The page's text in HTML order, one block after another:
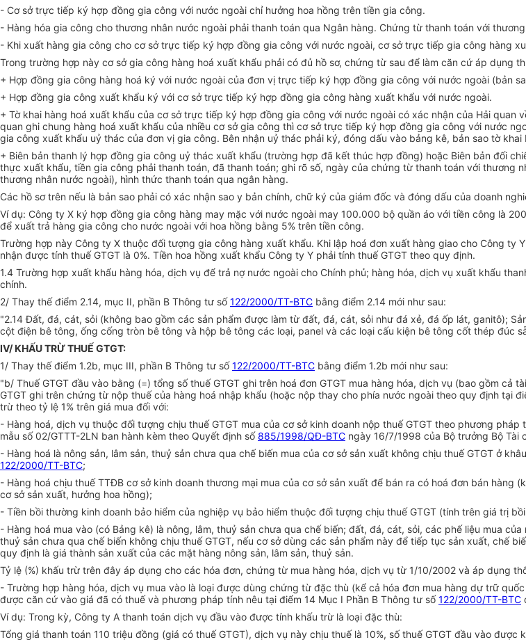
- Cơ sở trực tiếp ký hợp đồng gia công với nước ngoài chỉ hưởng hoa hồng trên tiền gia công.
- Hàng hóa gia công cho thương nhân nước ngoài phải thanh toán qua Ngân hàng. Chứng từ thanh toán với
- Khi xuất hàng gia công cho cơ sở trực tiếp ký hợp đồng gia công với nước ngoài, cơ sở trực tiếp gia công hàng
Trong trường hợp này cơ sở gia công hàng hoá xuất khẩu phải có đủ hồ sơ, chứng từ sau để làm căn cứ áp dụng
+ Hợp đồng gia công hàng hoá ký với nước ngoài của đơn vị trực tiếp ký hợp đồng gia công với nước ngoài (bản
+ Hợp đồng gia công xuất khẩu ký với cơ sở trực tiếp ký hợp đồng gia công hàng xuất khẩu với nước ngoài.
+ Tờ khai hàng hoá xuất khẩu của cơ sở trực tiếp ký hợp đồng gia công với nước ngoài có xác nhận của Hải
quan ghi chung hàng hoá xuất khẩu của nhiều cơ sở gia công thì cơ sở trực tiếp ký hợp đồng gia công với nước
gia công xuất khẩu uỷ thác của đơn vị gia công. Bên nhận uỷ thác phải ký, đóng dấu vào bảng kê, bản sao tờ
+ Biên bản thanh lý hợp đồng gia công uỷ thác xuất khẩu (trường hợp đã kết thúc hợp đồng) hoặc Biên bản đối
thực xuất khẩu, tiền gia công phải thanh toán, đã thanh toán; ghi rõ số, ngày của chứng từ thanh toán với
thương nhân nước ngoài), hình thức thanh toán qua ngân hàng.
Các hồ sơ trên nếu là bản sao phải có xác nhận sao y bản chính, chữ ký của giám đốc và đóng dấu của doanh
Ví dụ: Công ty X ký hợp đồng gia công hàng may mặc với nước ngoài may 100.000 bộ quần áo với tiền công là
để xuất trả hàng gia công cho nước ngoài với hoa hồng bằng 5% trên tiền công.
Trường hợp này Công ty X thuộc đối tượng gia công hàng xuất khẩu. Khi lập hoá đơn xuất hàng giao cho Công
nhận được tính thuế GTGT là 0%. Tiền hoa hồng xuất khẩu Công ty Y phải tính thuế GTGT theo quy định.
1.4 Trường hợp xuất khẩu hàng hóa, dịch vụ để trả nợ nước ngoài cho Chính phủ; hàng hóa, dịch vụ xuất khẩu
chính.
2/ Thay thế điểm 2.14, mục II, phần B Thông tư số122/2000/TT-BTC bằng điểm 2.14 mới như sau:
"2.14 Đất, đá, cát, sỏi (không bao gồm các sản phẩm được làm từ đất, đá, cát, sỏi như đá xẻ, đá ốp lát, ganitô);
cột điện bê tông, ống cống tròn bê tông và hộp bê tông các loại, panel và các loại cấu kiện bê tông cốt thép đúc
IV/ KHẤU TRỪ THUẾ GTGT:
1/ Thay thế điểm 1.2b, mục III, phần B Thông tư số122/2000/TT-BTC bằng điểm 1.2b mới như sau:
"b/ Thuế GTGT đầu vào bằng (=) tổng số thuế GTGT ghi trên hoá đơn GTGT mua hàng hóa, dịch vụ (bao gồm cả
GTGT ghi trên chứng từ nộp thuế của hàng hoá nhập khẩu (hoặc nộp thay cho phía nước ngoài theo quy định tại
trừ theo tỷ lệ 1% trên giá mua đối với:
- Hàng hoá, dịch vụ thuộc đối tượng chịu thuế GTGT mua của cơ sở kinh doanh nộp thuế GTGT theo phương
mẫu số 02/GTTT-2LN ban hành kèm theo Quyết định số885/1998/QĐ-BTC ngày 16/7/1998 của Bộ trưởng Bộ Tài
- Hàng hoá là nông sản, lâm sản, thuỷ sản chưa qua chế biến mua của cơ sở sản xuất không chịu thuế GTGT ở
122/2000/TT-BTC;
- Hàng hoá chịu thuế TTĐB cơ sở kinh doanh thương mại mua của cơ sở sản xuất để bán ra có hoá đơn bán
cơ sở sản xuất, hưởng hoa hồng);
- Tiền bồi thường kinh doanh bảo hiểm của nghiệp vụ bảo hiểm thuộc đối tượng chịu thuế GTGT (tính trên giá trị
- Hàng hoá mua vào (có Bảng kê) là nông, lâm, thuỷ sản chưa qua chế biến; đất, đá, cát, sỏi, các phế liệu mua
thuỷ sản chưa qua chế biến không chịu thuế GTGT, nếu cơ sở dùng các sản phẩm này để tiếp tục sản xuất, chế
quy định là giá thành sản xuất của các mặt hàng nông sản, lâm sản, thuỷ sản.
Tỷ lệ (%) khấu trừ trên đây áp dụng cho các hóa đơn, chứng từ mua hàng hóa, dịch vụ từ 1/10/2002 và áp dụng
- Trường hợp hàng hóa, dịch vụ mua vào là loại được dùng chứng từ đặc thù (kể cả hóa đơn mua hàng dự trữ
được căn cứ vào giá đã có thuế và phương pháp tính nêu tại điểm 14 Mục I Phần B Thông tư số122/2000/TT-BTC
Ví dụ: Trong kỳ, Công ty A thanh toán dịch vụ đầu vào được tính khấu trừ là loại đặc thù:
Tổng giá thanh toán 110 triệu đồng (giá có thuế GTGT), dịch vụ này chịu thuế là 10%, số thuế GTGT đầu vào được